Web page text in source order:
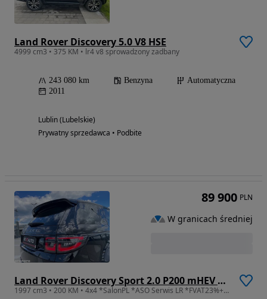
Land Rover Discovery 5.0 V8 HSE
4999 cm3 • 375 KM • lr4 v8 sprowadzony zadbany
243 080 km Benzyna
Automatyczna
2011
Lublin (Lubelskie)
Prywatny sprzedawca • Podbite
Land Rover Discovery Sport 2.0 P200 mHEV Urban Edition
1997 cm3 • 200 KM • 4x4 *SalonPL *ASO Serwis LR *FVAT23%+SuperLEASING
89 900 PLN
W granicach średniej